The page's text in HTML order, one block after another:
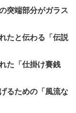
突端部分がガラス
たと伝わる「伝説
た「仕掛け賽銭
るための「風流な